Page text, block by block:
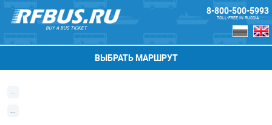
BUY A BUS TICKET
8-800-500-5993
TOLL-FREE IN RUSSIA
ВЫБРАТЬ МАРШРУТ